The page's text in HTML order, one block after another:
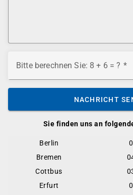
Sie finden uns an
Berlin
Bremen
Cottbus
Erfurt
Bitte berechnen Sie: 8 + 6 = ?
NACHRICHT